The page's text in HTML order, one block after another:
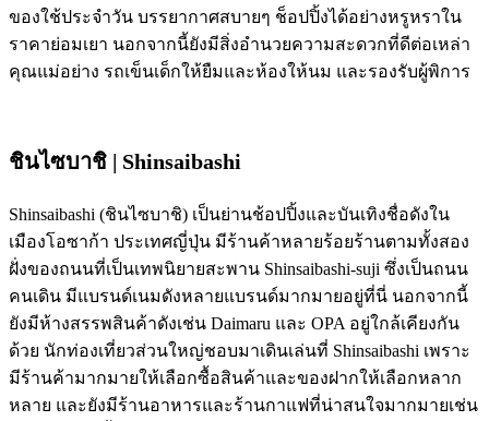
ของใช้ประจำวัน บรรยากาศสบายๆ ช็อปปิ้งได้อย่างหรูหราใน
ราคาย่อมเยา นอกจากนี้ยังมีสิ่งอำนวยความสะดวกที่ดีต่อเหล่า
คุณแม่อย่าง รถเข็นเด็กให้ยืมและห้องให้นม และรองรับผู้พิการ
ชินไซบาชิ | Shinsaibashi
Shinsaibashi (ชินไซบาชิ) เป็นย่านช้อปปิ้งและบันเทิงชื่อดังใน
เมืองโอซาก้า ประเทศญี่ปุ่น มีร้านค้าหลายร้อยร้านตามทั้งสอง
ฝั่งของถนนที่เป็นเทพนิยายสะพาน Shinsaibashi-suji ซึ่งเป็นถนน
คนเดิน มีแบรนด์เนมดังหลายแบรนด์มากมายอยู่ที่นี่ นอกจากนี้
ยังมีห้างสรรพสินค้าดังเช่น Daimaru และ OPA อยู่ใกล้เคียงกัน
ด้วย นักท่องเที่ยวส่วนใหญ่ชอบมาเดินเล่นที่ Shinsaibashi เพราะ
มีร้านค้ามากมายให้เลือกซื้อสินค้าและของฝากให้เลือกหลาก
หลาย และยังมีร้านอาหารและร้านกาแฟที่น่าสนใจมากมายเช่น